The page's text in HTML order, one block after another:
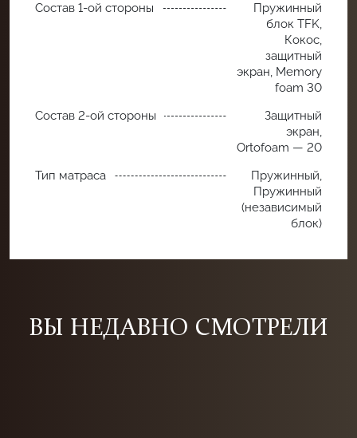
Состав 1-ой стороны
Пружинный
блок TFK,
Кокос,
защитный
экран, Memory
foam 30
Состав 2-ой стороны
Защитный
экран,
Ortofoam — 20
Тип матраса
Пружинный,
Пружинный
(независимый
блок)
ВЫ НЕДАВНО СМОТРЕЛИ